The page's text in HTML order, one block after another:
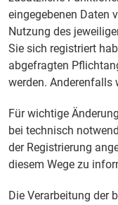
eingegebenen Daten
Nutzung des
Sie sich registriert
abgefragten
werden. Anderenfalls
Für wichtige
bei technisch
der Registrierung
diesem Wege zu
Die Verarbeitung der